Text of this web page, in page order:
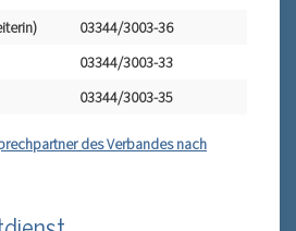
03344/3003-36
03344/3003-33
03344/3003-35
des Verbandes nach